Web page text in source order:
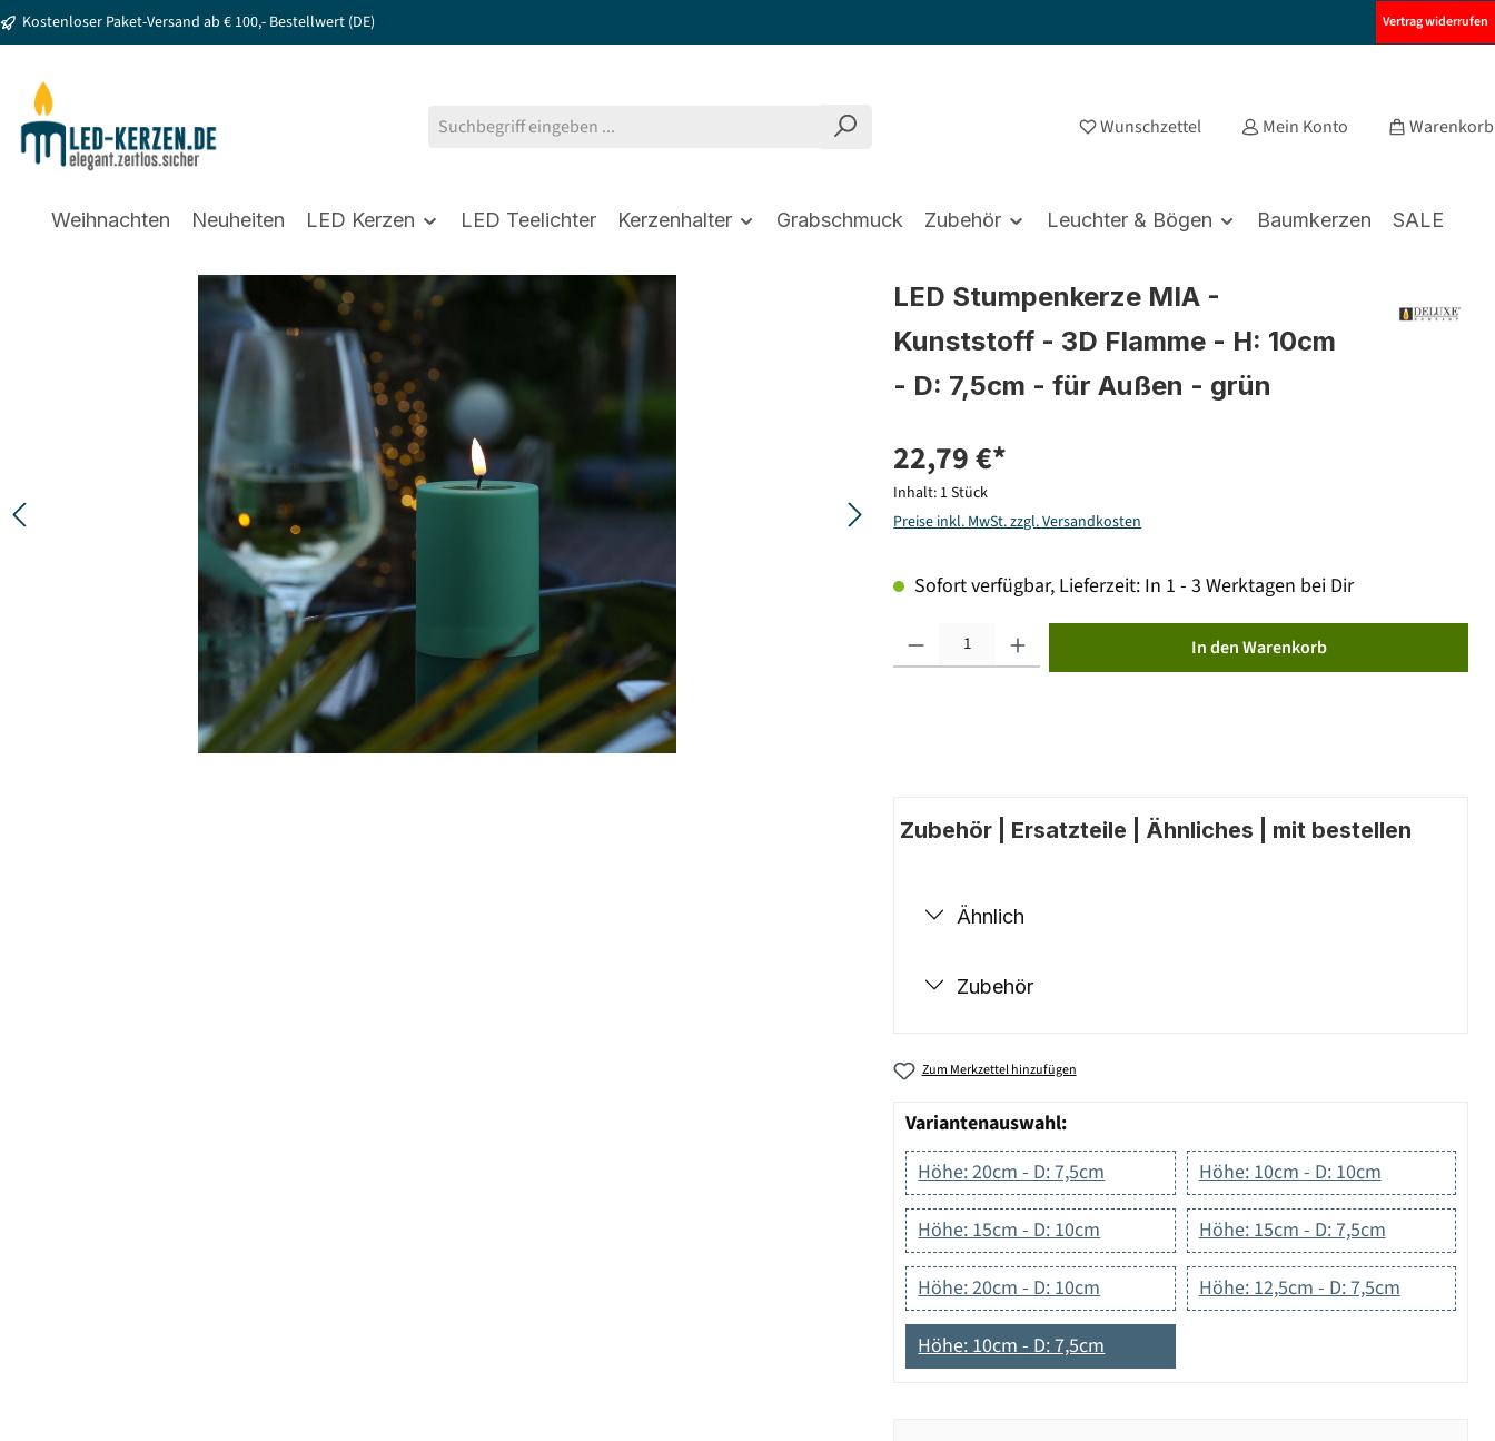
Zur Hauptnavigation springen
Kostenloser Paket-Versand ab € 100,- Bestellwert (DE) Vertrag widerrufen
Wunschzettel Mein Konto Warenkorb
Weihnachten Neuheiten LED Kerzen LED Teelichter Kerzenhalter Grabschmuck Zubehör Leuchter & Bögen Baumkerzen SALE
Bildergalerie überspringen
LED Stumpenkerze MIA -
Kunststoff - 3D Flamme - H: 10cm
- D: 7,5cm - für Außen - grün
22,79 €*
Inhalt: 1 Stück
Preise inkl. MwSt. zzgl. Versandkosten
Sofort verfügbar, Lieferzeit: In 1 - 3 Werktagen bei Dir
In den Warenkorb
Zubehör | Ersatzteile | Ähnliches | mit bestellen
Ähnlich
Zubehör
Zum Merkzettel hinzufügen
Variantenauswahl:
Höhe: 20cm - D: 7,5cm
Höhe: 10cm - D: 10cm
Höhe: 15cm - D: 10cm Höhe: 15cm - D: 7,5cm
Höhe: 20cm - D: 10cm Höhe: 12,5cm - D: 7,5cm
Höhe: 10cm - D: 7,5cm